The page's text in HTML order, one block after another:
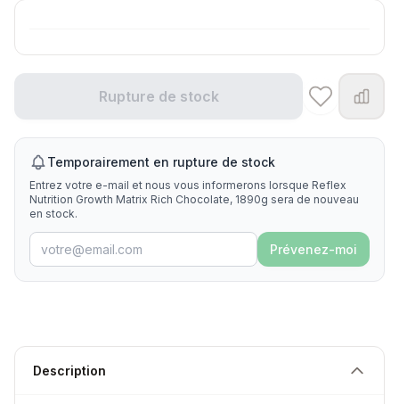
Rupture de stock
Temporairement en rupture de stock
Entrez votre e-mail et nous vous informerons lorsque Reflex
Nutrition Growth Matrix Rich Chocolate, 1890g sera de nouveau
en stock.
Prévenez-moi
Description